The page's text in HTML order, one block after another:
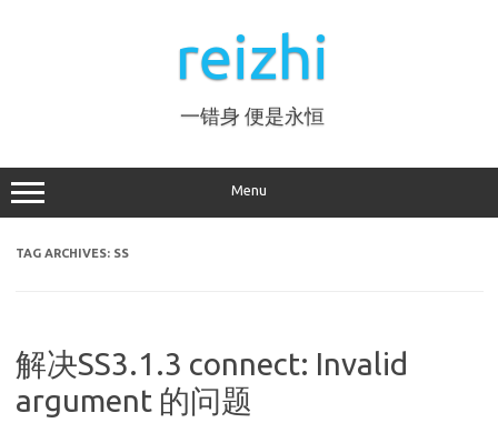
reizhi
一错身 便是永恒
Menu
TAG ARCHIVES: SS
解决SS3.1.3 connect: Invalid
argument 的问题